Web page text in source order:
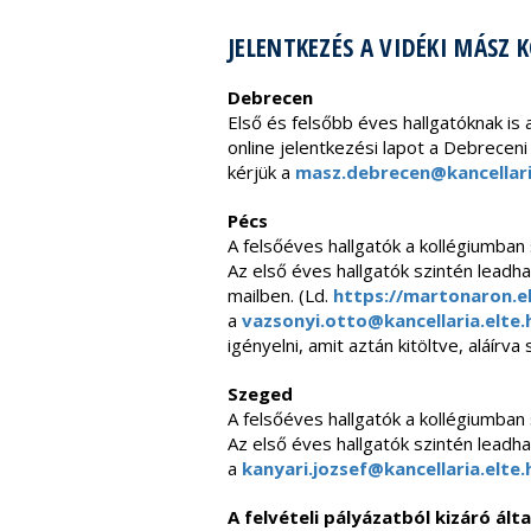
JELENTKEZÉS A VIDÉKI MÁSZ
Debrecen
Első és felsőbb éves hallgatóknak is
online jelentkezési lapot a
kérjük a
Pécs
A felsőéves hallgatók a
Az első éves hallgatók szintén
mailben. (Ld. https://
a
igényelni, amit aztán kitöltve, aláírva
Szeged
A felsőéves hallgatók a
Az első éves hallgatók szintén
a
A felvételi pályázatból kizáró